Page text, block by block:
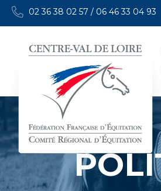
02 36 38 02 57 / 06 46 33 04 93